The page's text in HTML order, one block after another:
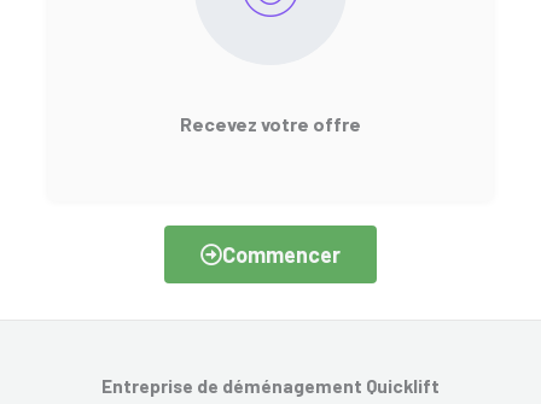
Recevez votre offre
Commencer
Entreprise de déménagement Quicklift